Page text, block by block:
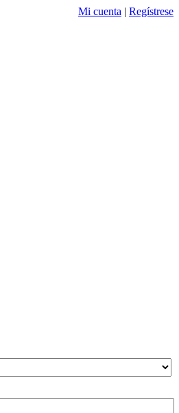
Mi cuenta | Regístrese